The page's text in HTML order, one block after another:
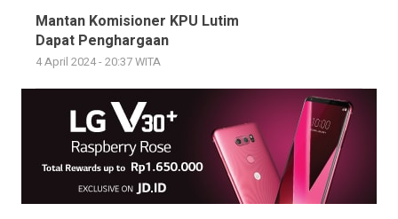
Mantan Komisioner KPU Lutim
Dapat Penghargaan
4 April 2024 - 20:37 WITA